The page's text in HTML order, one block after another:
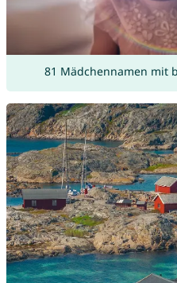
81 Mädchennamen mit